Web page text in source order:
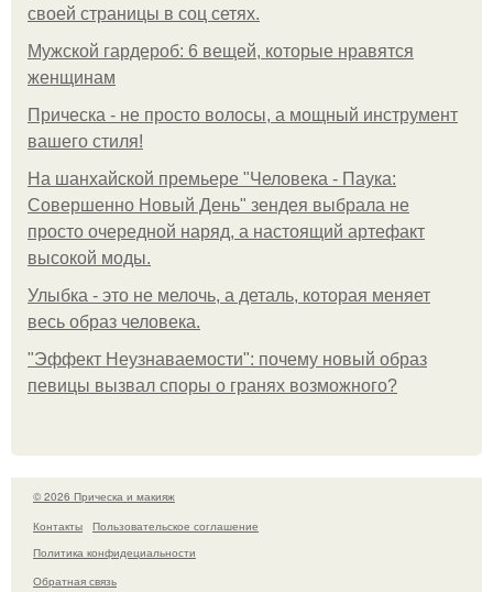
своей страницы в соц сетях.
Мужской гардероб: 6 вещей, которые нравятся
женщинам
Прическа - не просто волосы, а мощный инструмент
вашего стиля!
На шанхайской премьере "Человека - Паука:
Совершенно Новый День" зендея выбрала не
просто очередной наряд, а настоящий артефакт
высокой моды.
Улыбка - это не мелочь, а деталь, которая меняет
весь образ человека.
"Эффект Неузнаваемости": почему новый образ
певицы вызвал споры о гранях возможного?
© 2026 Прическа и макияж
Контакты
Пользовательское соглашение
Политика конфидециальности
Обратная связь